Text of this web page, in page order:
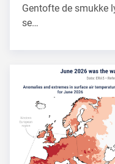
Gentofte de smukke
se…